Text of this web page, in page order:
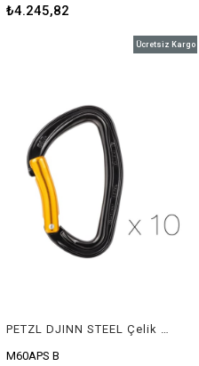
₺4.245,82
PETZL DJINN STEEL Çelik Karabina (10'lu paket)
M60APS B
Ücretsiz Kargo